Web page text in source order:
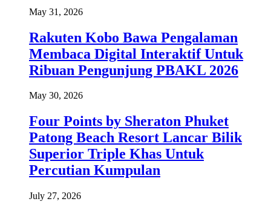
May 31, 2026
Rakuten Kobo Bawa Pengalaman
Membaca Digital Interaktif Untuk
Ribuan Pengunjung PBAKL 2026
May 30, 2026
Four Points by Sheraton Phuket
Patong Beach Resort Lancar Bilik
Superior Triple Khas Untuk
Percutian Kumpulan
July 27, 2026